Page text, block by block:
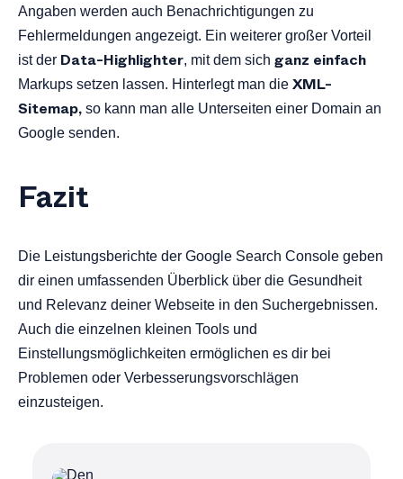
Angaben werden auch Benachrichtigungen zu
Fehlermeldungen angezeigt. Ein weiterer großer Vorteil
ist der Data-Highlighter, mit dem sich ganz einfach
Markups setzen lassen. Hinterlegt man die XML-
Sitemap, so kann man alle Unterseiten einer Domain an
Google senden.
Fazit
Die Leistungsberichte der Google Search Console geben
dir einen umfassenden Überblick über die Gesundheit
und Relevanz deiner Webseite in den Suchergebnissen.
Auch die einzelnen kleinen Tools und
Einstellungsmöglichkeiten ermöglichen es dir bei
Problemen oder Verbesserungsvorschlägen
einzusteigen.